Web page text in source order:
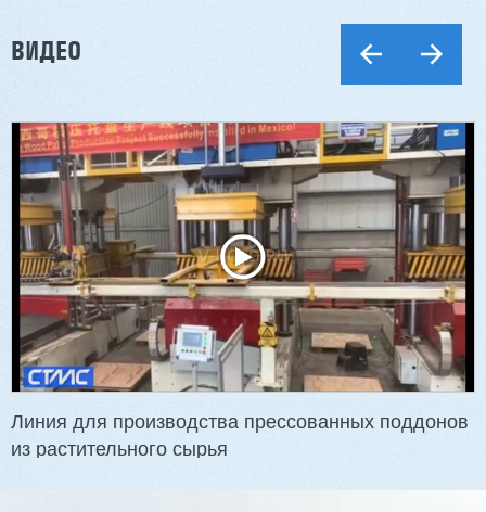
Двухсторонний шипорез MX6015
2 901 639 ₽
3 254 098 ₽
Артикул: 2497
Длина заготовки: 400-1500 мм
Макс. ширина заготовки: 580 мм
Станок проходного типа
Узлы: 4 пилы, 2 фрезы
ВИДЕО
Линия для производства прессованных поддонов
из растительного сырья